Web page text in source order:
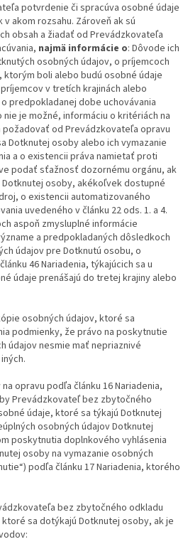
potvrdenie či spracúva osobné údaje
akom rozsahu. Zároveň ak sú
obsah a žiadať od Prevádzkovateľa
najmä informácie o: Dôvode ich
osobných údajov, o príjemcoch
boli alebo budú osobné údaje
v tretích krajinách alebo
predpokladanej dobe uchovávania
je možné, informáciu o kritériách na
od Prevádzkovateľa opravu
Dotknutej osoby alebo ich vymazanie
a o existencii práva namietať proti
podať sťažnosť dozornému orgánu, ak
osoby, akékoľvek dostupné
o existencii automatizovaného
uvedeného v článku 22 ods. 1. a 4.
aspoň zmysluplné informácie
a predpokladaných dôsledkoch
údajov pre Dotknutú osobu, o
46 Nariadenia, týkajúcich sa u
údaje prenášajú do tretej krajiny alebo
osobných údajov, ktoré sa
podmienky, že právo na poskytnutie
údajov nesmie mať nepriaznivé
opravu podľa článku 16 Nariadenia,
Prevádzkovateľ bez zbytočného
údaje, ktoré sa týkajú Dotknutej
osobných údajov Dotknutej
poskytnutia doplnkového vyhlásenia
osoby na vymazanie osobných
podľa článku 17 Nariadenia, ktorého
bez zbytočného odkladu
sa dotýkajú Dotknutej osoby, ak je